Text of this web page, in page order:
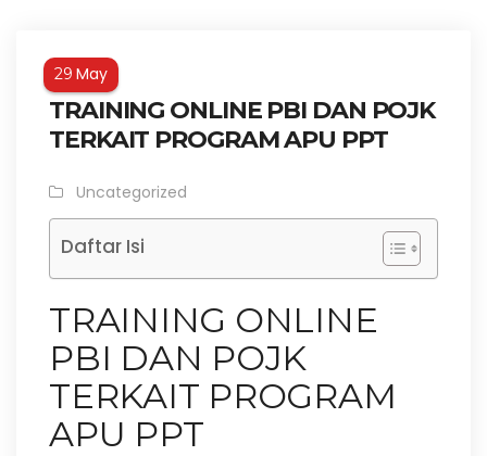
29May
TRAINING ONLINE PBI DAN POJK
TERKAIT PROGRAM APU PPT
Uncategorized
Daftar Isi
TRAINING ONLINE
PBI DAN POJK
TERKAIT PROGRAM
APU PPT